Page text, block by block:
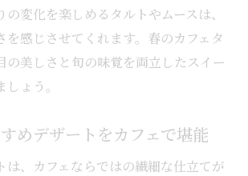
変化を楽しめるタルトやムースは、
を感じさせてくれます。春のカフェタ
の美しさと旬の味覚を両立したスイー
ょう。
めデザートをカフェで堪能
は、カフェならではの繊細な仕立てが